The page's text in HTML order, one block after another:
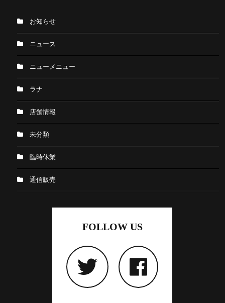
お知らせ
ニュース
ニューメニュー
ラナ
店舗情報
未分類
臨時休業
通信販売
FOLLOW US